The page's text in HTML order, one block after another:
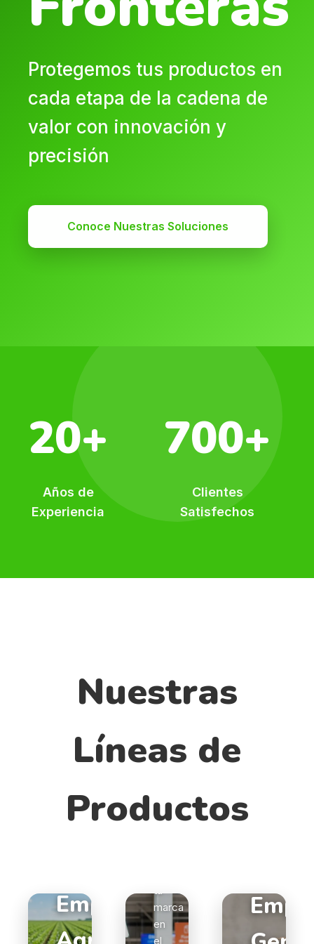
Protegemos tus productos en
cada etapa de la cadena de
valor con innovación y
precisión
Conoce Nuestras Soluciones
20+
Años de
Experiencia
700+
Clientes
Satisfechos
Nuestras
Líneas de
Productos
Empaque
Empaque
tu
marca
en
el